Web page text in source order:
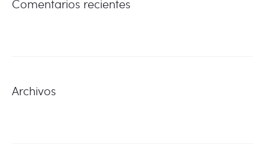
Comentarios recientes
Archivos